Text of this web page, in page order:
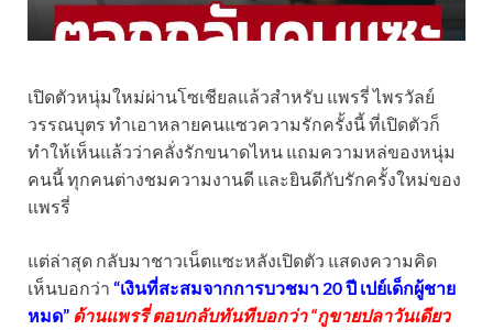
เปิดตัวหนุ่มใหม่ผ่านโซเชียลแล้วสำหรับ แพรรี่ ไพรวัลย์
วรรณบุตร ทำเอาหลายคนแซวความรักครั้งนี้ ที่เปิดตัวก็
ทำให้เห็นแล้วว่าคลั่งรักขนาดไหน แถมความหล่ของหนุ่ม
คนนี้ ทุกคนต่างชมความงานดี และยินดีกับรักครั้งใหม่ของ
แพรรี่
แต่ล่าสุด กลับมาชาวเน็ตแซะหลังเปิดตัว แสดงความคิด
เห็นบอกว่า “เงินที่สะสมจากการบวชมา 20 ปี เปย์เด็กผู้ชาย
หมด” ด้านแพรรี่ ตอบกลับทันทีบอกว่า “กูขายปลาวันเดียว